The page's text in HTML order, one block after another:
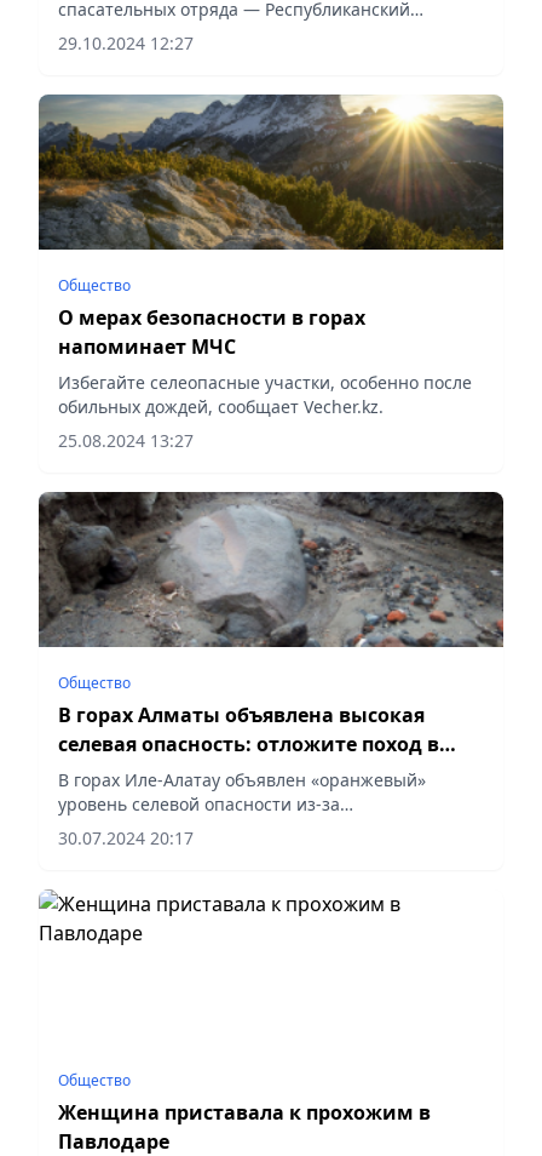
спасательных отряда — Республиканский
оперативно-спасательный отряд (РОСО) и Служба
спасения, сообщает Vecher.kz.
29.10.2024 12:27
Общество
О мерах безопасности в горах
напоминает МЧС
Избегайте селеопасные участки, особенно после
обильных дождей, сообщает Vecher.kz.
25.08.2024 13:27
Общество
В горах Алматы объявлена высокая
селевая опасность: отложите поход в
горы!
В горах Иле-Алатау объявлен «оранжевый»
уровень селевой опасности из-за
прогнозирования сильного дождя,
сообщает Vecher.kz.
30.07.2024 20:17
Общество
Женщина приставала к прохожим в
Павлодаре